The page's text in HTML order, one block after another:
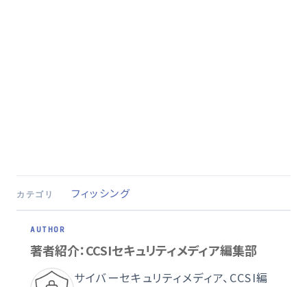
カテゴリ フィッシング
著者紹介：CCSIセキュリティメディア編集部
サイバーセキュリティメディア、CCSI編